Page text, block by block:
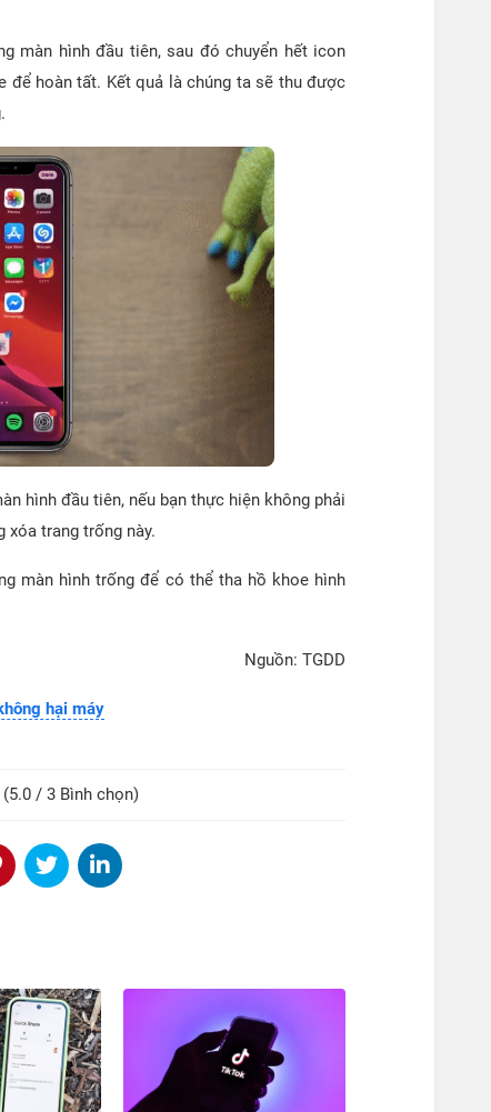
màn hình đầu tiên, sau đó chuyển hết icon
để hoàn tất. Kết quả là chúng ta sẽ thu được
hình đầu tiên, nếu bạn thực hiện không phải
trang trống này.
màn hình trống để có thể tha hồ khoe hình
Nguồn: TGDD
hại máy
(5.0 / 3 Bình chọn)